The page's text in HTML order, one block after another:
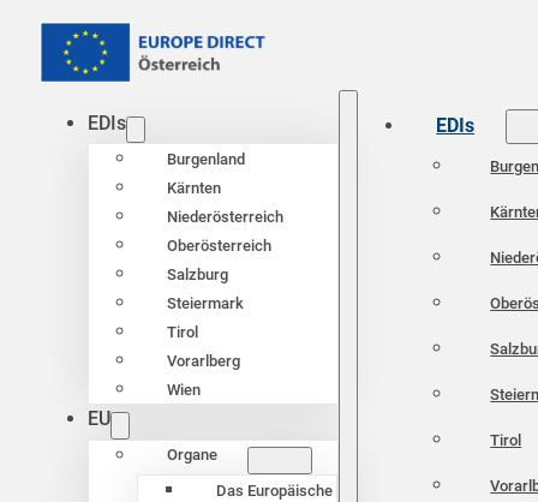
EDIs
Burgenland
Kärnten
Niederösterreich
Oberösterreich
Salzburg
Steiermark
Tirol
Vorarlberg
Wien
EU
Organe
Das Europäische
EDIs
Tirol